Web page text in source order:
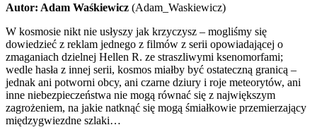
Autor: Adam Waśkiewicz (Adam_Waskiewicz)
W kosmosie nikt nie usłyszy jak krzyczysz – mogliśmy się
dowiedzieć z reklam jednego z filmów z serii opowiadającej o
zmaganiach dzielnej Hellen R. ze straszliwymi ksenomorfami;
wedle hasła z innej serii, kosmos miałby być ostateczną granicą –
jednak ani potworni obcy, ani czarne dziury i roje meteorytów, ani
inne niebezpieczeństwa nie mogą równać się z największym
zagrożeniem, na jakie natknąć się mogą śmiałkowie przemierzający
międzygwiezdne szlaki…